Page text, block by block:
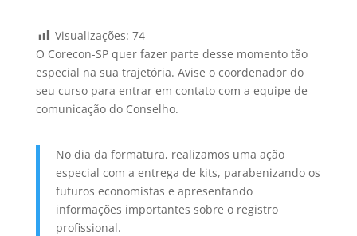
Visualizações: 74
O Corecon-SP quer fazer parte desse momento tão
especial na sua trajetória. Avise o coordenador do
seu curso para entrar em contato com a equipe de
comunicação do Conselho.
No dia da formatura, realizamos uma ação
especial com a entrega de kits, parabenizando os
futuros economistas e apresentando
informações importantes sobre o registro
profissional.